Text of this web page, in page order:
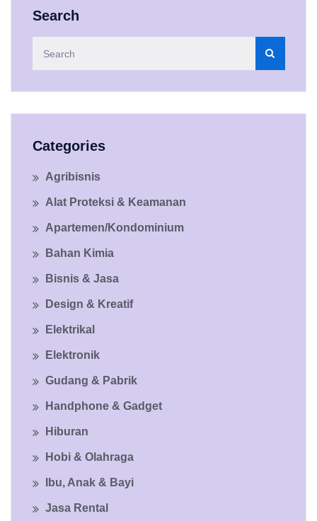
Search
Categories
Agribisnis
Alat Proteksi & Keamanan
Apartemen/Kondominium
Bahan Kimia
Bisnis & Jasa
Design & Kreatif
Elektrikal
Elektronik
Gudang & Pabrik
Handphone & Gadget
Hiburan
Hobi & Olahraga
Ibu, Anak & Bayi
Jasa Rental